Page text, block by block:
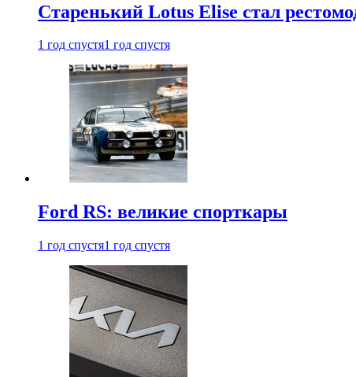
Старенький Lotus Elise стал
1 год спустя1 год спустя
Ford RS: великие спорткары
1 год спустя1 год спустя